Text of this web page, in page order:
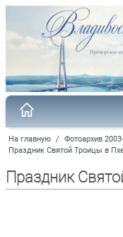
На главную / Фотоархив
Праздник Святой Троицы в
Праздник